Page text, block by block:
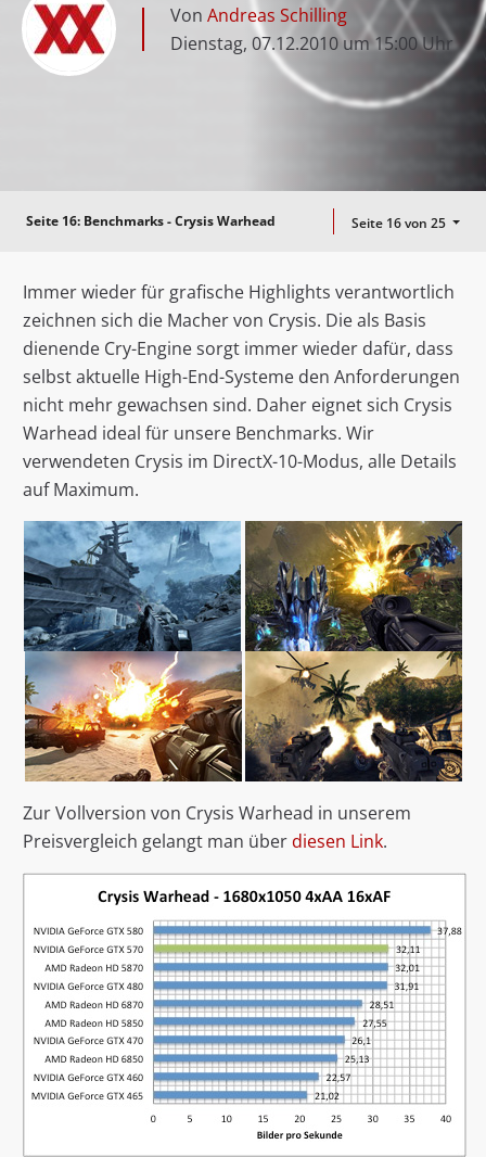
Von Andreas Schilling
Dienstag, 07.12.2010 um 15:00 Uhr
Seite 16: Benchmarks - Crysis Warhead Seite 16 von 25
Immer wieder für grafische Highlights verantwortlich
zeichnen sich die Macher von Crysis. Die als Basis
dienende Cry-Engine sorgt immer wieder dafür, dass
selbst aktuelle High-End-Systeme den Anforderungen
nicht mehr gewachsen sind. Daher eignet sich Crysis
Warhead ideal für unsere Benchmarks. Wir
verwendeten Crysis im DirectX-10-Modus, alle Details
auf Maximum.
Zur Vollversion von Crysis Warhead in unserem
Preisvergleich gelangt man überdiesen Link.